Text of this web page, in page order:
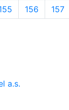
156 157